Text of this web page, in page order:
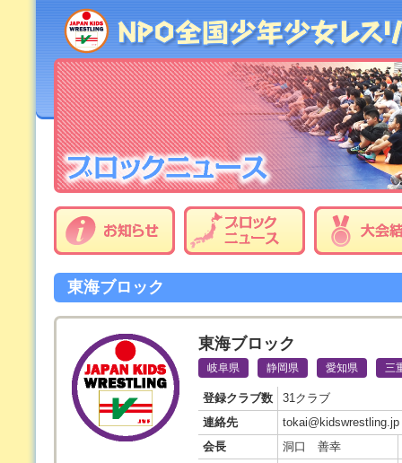
東海ブロック
東海ブロック
岐阜県 静岡県 愛知県 三
登録クラブ数
31クラブ
連絡先
tokai@kidswrestling.jp
会長
洞口 善幸